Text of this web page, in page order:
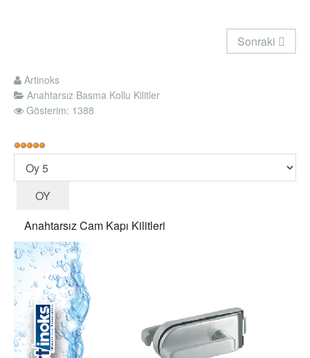
Sonraki
Artinoks
Anahtarsız Basma Kollu Kilitler
Gösterim: 1388
Kullanıcı
Oyu: 5/
Lütfen
oylayın
Anahtarsız Cam Kapı Kilitleri